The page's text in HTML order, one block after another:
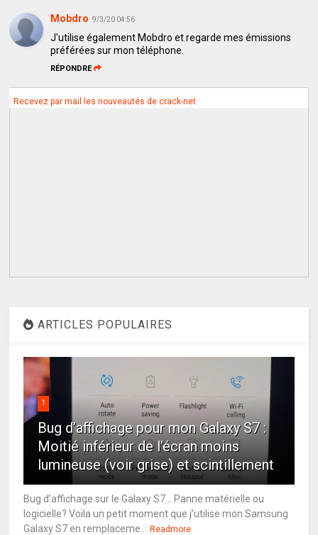
Mobdro 9/3/20 04:56
J'utilise également Mobdro et regarde mes émissions
préférées sur mon téléphone.
RÉPONDRE
Recevez par mail les nouveautés de crack-net
ARTICLES POPULAIRES
1
Bug d’affichage pour mon Galaxy S7 :
Moitié inférieur de l’écran moins
lumineuse (voir grise) et scintillement
Bug d’affichage sur le Galaxy S7… Panne matérielle ou
logicielle? Voila un petit moment que j’utilise mon Samsung
Galaxy S7 en remplaceme...
Readmore